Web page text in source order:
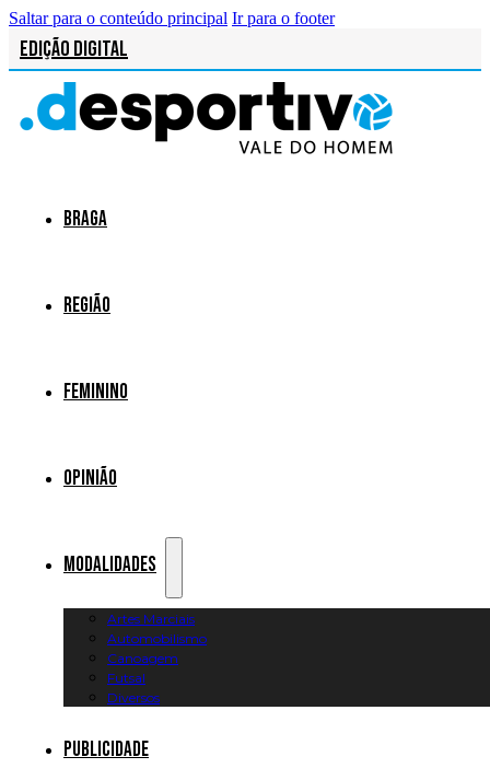
Saltar para o conteúdo principal Ir para o footer
Edição Digital
Braga
Região
Feminino
Opinião
Modalidades
Artes Marciais
Automobilismo
Canoagem
Futsal
Diversos
Publicidade